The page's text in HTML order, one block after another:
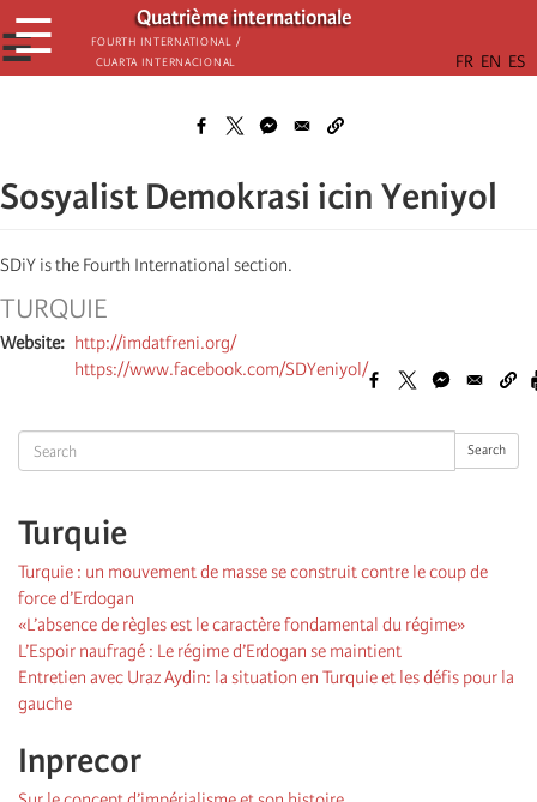
Aller
au
contenu
Quatrième internationale
Fourth International /
Cuarta Internacional
☰
☰
Search Search
Turquie
Turquie : un mouvement de masse se construit contre le coup de
force d’Erdogan
«L’absence de règles est le caractère fondamental du régime»
L’Espoir naufragé : Le régime d’Erdogan se maintient
Entretien avec Uraz Aydin: la situation en Turquie et les défis pour la
gauche
Inprecor
Sosyalist Demokrasi icin Yeniyol
SDiY is the Fourth International section.
TURQUIE
Website
http://imdatfreni.org/
https://www.facebook.com/SDYeniyol/